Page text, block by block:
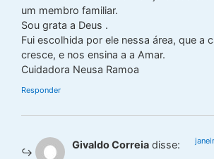
um membro familiar.
Sou grata a Deus .
Fui escolhida por ele nessa área, que a
cresce, e nos ensina a a Amar.
Cuidadora Neusa Ramoa
Responder
Givaldo Correia disse: